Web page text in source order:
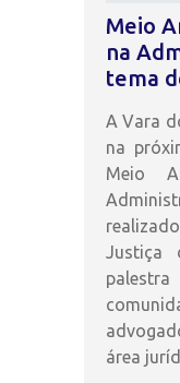
Meio
na
tema
A Vara
na
Meio
área